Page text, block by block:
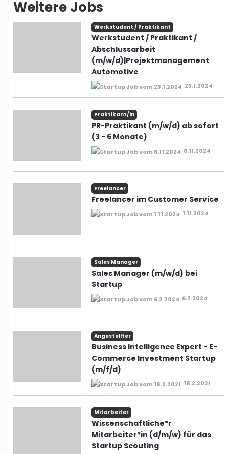
Weitere Jobs
Werkstudent / Praktikant
Werkstudent / Praktikant /
Abschlussarbeit
(m/w/d)|Projektmanagement
Automotive
23.1.2024
Praktikant/in
PR-Praktikant (m/w/d) ab sofort
(3 - 6 Monate)
6.11.2024
Freelancer
Freelancer im Customer Service
1.11.2024
Sales Manager
Sales Manager (m/w/d) bei
Startup
6.2.2024
Angestellter
Business Intelligence Expert - E-
Commerce Investment Startup
(m/f/d)
18.2.2021
Mitarbeiter
Wissenschaftliche*r
Mitarbeiter*in (d/m/w) für das
Startup Scouting